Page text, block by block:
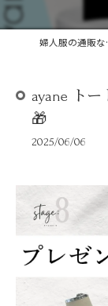
婦
ayane ト
🎁
2025/06/06